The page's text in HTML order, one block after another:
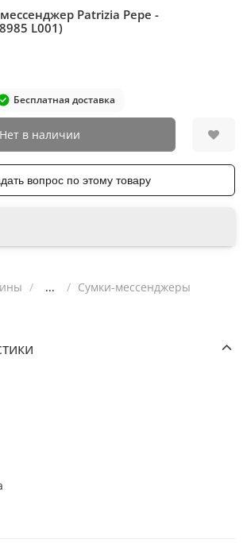
Patrizia Pepe -
L001)
Бесплатная доставка
Нет в наличии
вопрос по этому товару
... Сумки-мессенджеры